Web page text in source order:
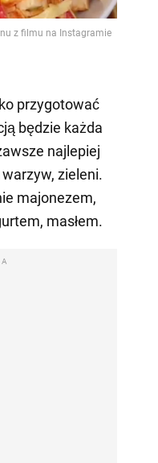
z filmu na Instagramie
przygotować
będzie każda
najlepiej
zieleni.
majonezem,
masłem.